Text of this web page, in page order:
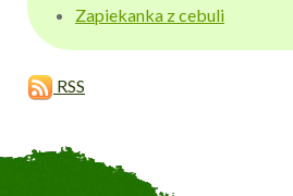
Zapiekanka z cebuli
RSS